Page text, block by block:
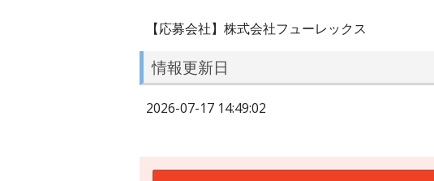
【応募会社】株式会社フューレックス
情報更新日
2026-07-17 14:49:02